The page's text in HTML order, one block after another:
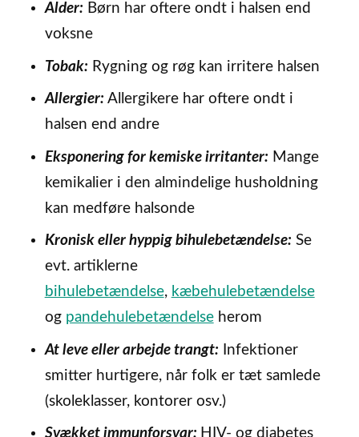
Alder: Børn har oftere ondt i halsen end
voksne
Tobak: Rygning og røg kan irritere halsen
Allergier: Allergikere har oftere ondt i
halsen end andre
Eksponering for kemiske irritanter: Mange
kemikalier i den almindelige husholdning
kan medføre halsonde
Kronisk eller hyppig bihulebetændelse: Se
evt. artiklerne
bihulebetændelse, kæbehulebetændelse
og pandehulebetændelseherom
At leve eller arbejde trangt: Infektioner
smitter hurtigere, når folk er tæt samlede
(skoleklasser, kontorer osv.)
Svækket immunforsvar: HIV- og diabetes